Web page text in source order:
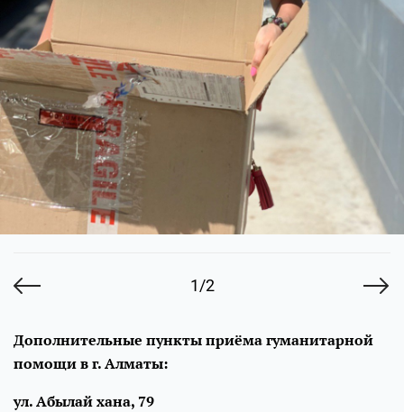
1/2
Дополнительные пункты приёма гуманитарной
помощи в г. Алматы:
ул. Абылай хана, 79